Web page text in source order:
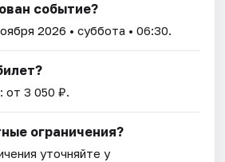
событие?
2026 • суббота • 06:30.
от 3 050 ₽.
ограничения?
уточняйте у